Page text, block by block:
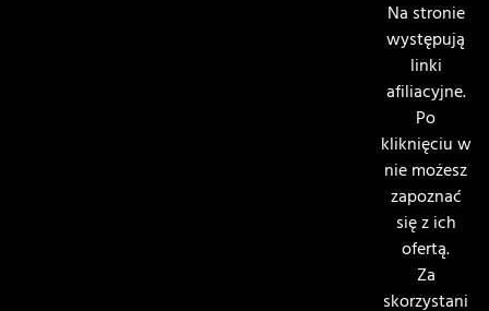
Na stronie
występują
linki
afiliacyjne.
Po
kliknięciu w
nie możesz
zapoznać
się z ich
ofertą.
Za
skorzystani